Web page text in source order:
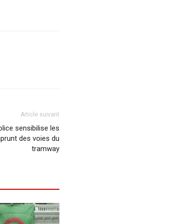
Article suivant
sensibilise les
des voies du
tramway